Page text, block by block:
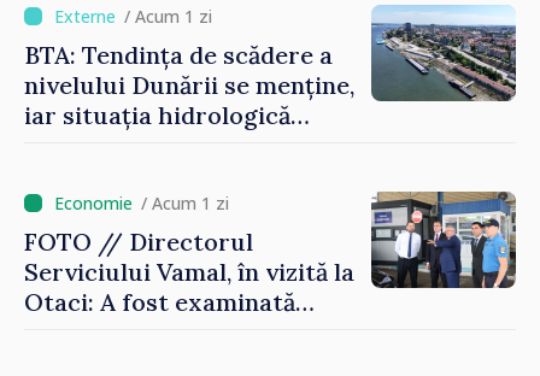
/ Acum 1 zi
BTA: Tendința de scădere a
nivelului Dunării se menține,
iar situația hidrologică
/ Acum 1 zi
FOTO // Directorul
Serviciului Vamal, în vizită la
Otaci: A fost examinată